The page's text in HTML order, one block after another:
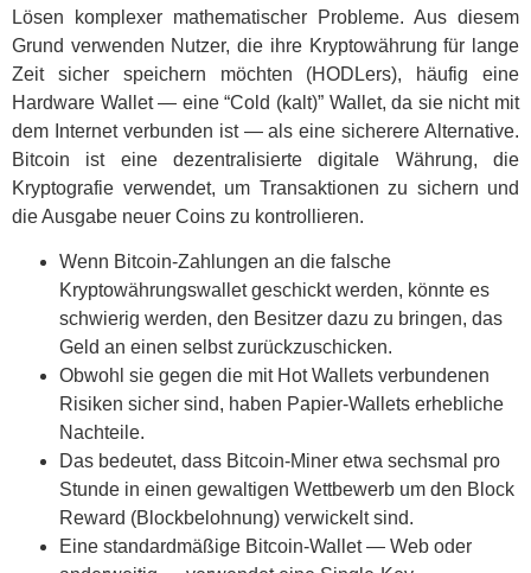
Lösen komplexer mathematischer Probleme. Aus diesem
Grund verwenden Nutzer, die ihre Kryptowährung für lange
Zeit sicher speichern möchten (HODLers), häufig eine
Hardware Wallet — eine “Cold (kalt)” Wallet, da sie nicht mit
dem Internet verbunden ist — als eine sicherere Alternative.
Bitcoin ist eine dezentralisierte digitale Währung, die
Kryptografie verwendet, um Transaktionen zu sichern und
die Ausgabe neuer Coins zu kontrollieren.
Wenn Bitcoin-Zahlungen an die falsche
Kryptowährungswallet geschickt werden, könnte es
schwierig werden, den Besitzer dazu zu bringen, das
Geld an einen selbst zurückzuschicken.
Obwohl sie gegen die mit Hot Wallets verbundenen
Risiken sicher sind, haben Papier-Wallets erhebliche
Nachteile.
Das bedeutet, dass Bitcoin-Miner etwa sechsmal pro
Stunde in einen gewaltigen Wettbewerb um den Block
Reward (Blockbelohnung) verwickelt sind.
Eine standardmäßige Bitcoin-Wallet — Web oder